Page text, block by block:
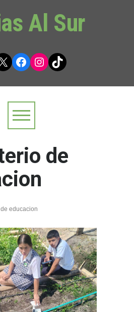
Al Sur
Facebook
Instagram
TikTok
de
educacion